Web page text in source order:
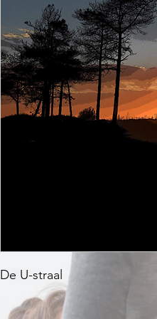
De U-straal